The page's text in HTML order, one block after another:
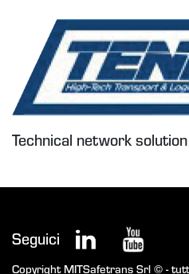
Technical network
Seguici
Copyright MITSafetrans Srl © -